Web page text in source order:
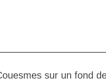
sur un fond